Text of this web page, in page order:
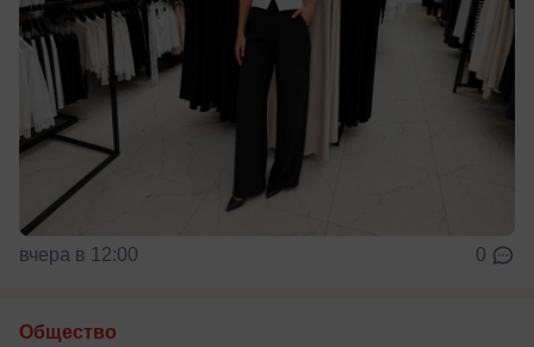
вчера в 12:00 0
Общество